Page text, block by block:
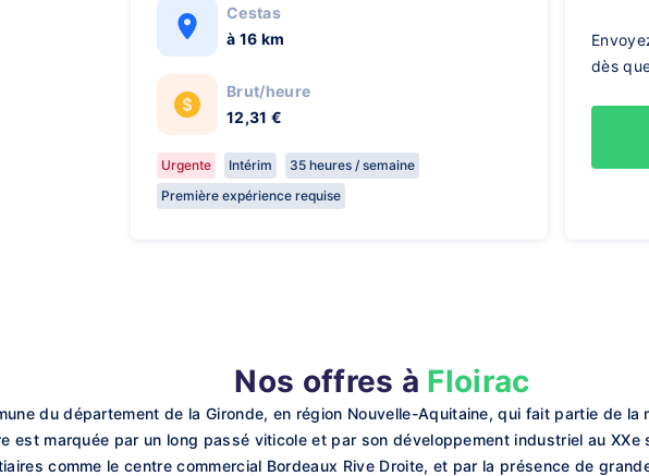
Cestas
à 16 km
Brut/heure
12,31 €
Urgente Intérim
35 heures / semaine
Première expérience requise
dès
Nos offres à Floirac
du département de la Gironde, en région Nouvelle-Aquitaine, qui fait partie de
est marquée par un long passé viticole et par son développement industriel au XXe
comme le centre commercial Bordeaux Rive Droite, et par la présence de